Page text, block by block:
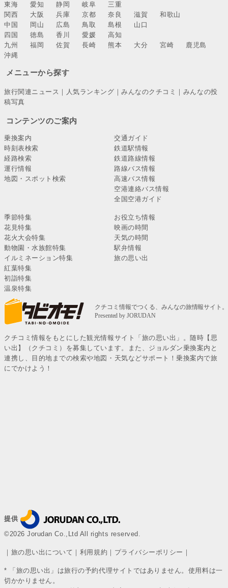
東海
愛知 静岡 岐阜
三重
関西
大阪 兵庫 京都 奈良 滋賀
和歌山
中国
岡山 広島 鳥取 島根
山口
四国
徳島 香川 愛媛
高知
九州
福岡 佐賀 長崎 熊本 大分 宮崎
鹿児島
沖縄
メニューから探す
旅行関連ニュース ｜ 人気ランキング ｜みんなのクチコミ ｜ みんなの投
稿写真
コンテンツのご案内
乗換案内
時刻表検索
経路検索
運行情報
地図・スポット検索
交通ガイド
鉄道駅情報
鉄道路線情報
路線バス情報
高速バス情報
空港連絡バス情報
全国空港ガイド
季節特集
花見特集
花火大会特集
動物園・水族館特集
イルミネーション特集
紅葉特集
初詣特集
温泉特集
お役立ち情報
映画の時間
天気の時間
駅弁情報
旅の思い出
クチコミ情報をもとにした観光情報サイト「旅の思い出」。随時【思
い出】（クチコミ）を募集しています。また、ジョルダン乗換案内と
連携し、目的地までの検索や地図・天気などサポート！乗換案内で旅
にでかけよう！
提供
©2026 Jorudan Co.,Ltd All rights reserved.
｜ 旅の思い出について ｜ 利用規約 ｜ プライバシーポリシー ｜
* 「旅の思い出」は旅行の予約代理サイトではありません。使用料は一
切かかりません。